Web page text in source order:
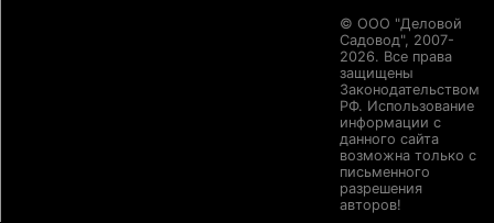
© ООО "Деловой
Садовод", 2007-
2026. Все права
защищены
Законодательством
РФ. Использование
информации с
данного сайта
возможна только с
письменного
разрешения
авторов!